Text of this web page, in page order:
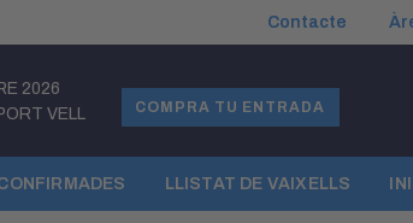
Contacte
2026
VELL COMPRA TU ENTRADA
LLISTAT DE VAIXELLS